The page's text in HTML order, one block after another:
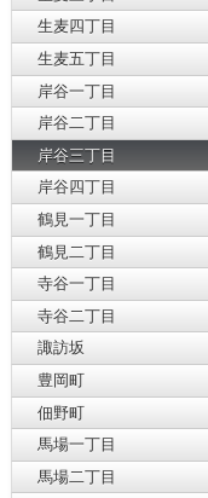
生麦四丁目
生麦五丁目
岸谷一丁目
岸谷二丁目
岸谷三丁目
岸谷四丁目
鶴見一丁目
鶴見二丁目
寺谷一丁目
寺谷二丁目
諏訪坂
豊岡町
佃野町
馬場一丁目
馬場二丁目